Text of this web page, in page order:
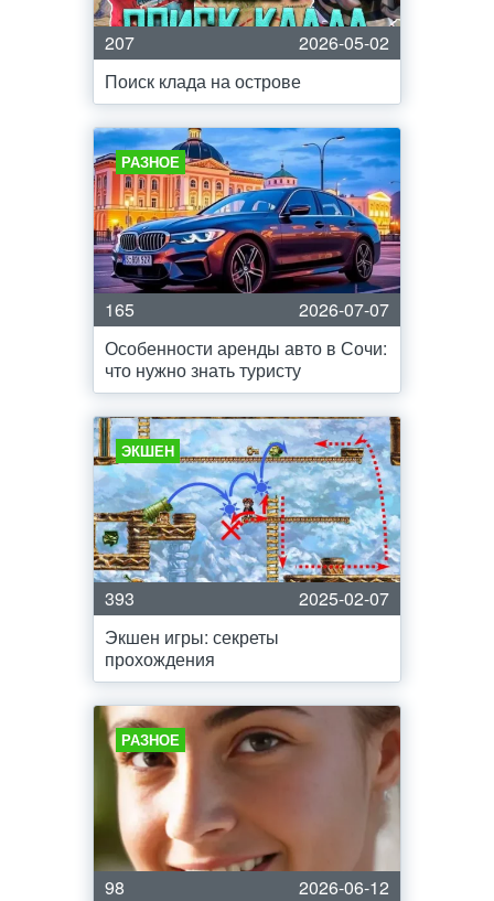
207
2026-05-02
Поиск клада на острове
РАЗНОЕ
165
2026-07-07
Особенности аренды авто в Сочи:
что нужно знать туристу
ЭКШЕН
393
2025-02-07
Экшен игры: секреты
прохождения
РАЗНОЕ
98
2026-06-12